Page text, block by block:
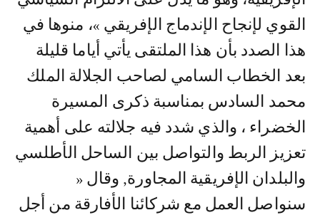
القوي لإنجاح الإندماج الإفريقي »، منوها في
هذا الصدد بأن هذا الملتقى يأتي أياما قليلة
بعد الخطاب السامي لصاحب الجلالة الملك
محمد السادس بمناسبة ذكرى المسيرة
الخضراء ، والذي شدد فيه جلالته على أهمية
تعزيز الربط والتواصل بين الساحل الأطلسي
والبلدان الإفريقية المجاورة, وقال «
سنواصل العمل مع شركائنا الأفارقة من أجل